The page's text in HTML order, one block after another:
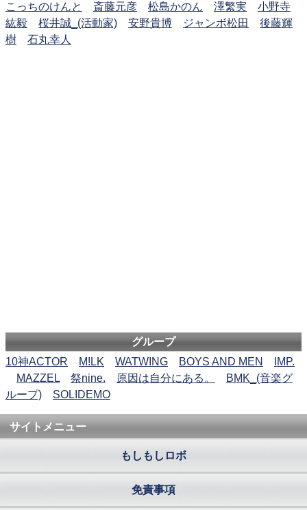
こっちのけんと
斎藤元彦 松島かのん 澤繁実
小野寺
紘毅
桜井誠_(活動家) 安野貴博 ジャンボ松田
後藤輝
樹
石丸幸人
グループ
10神ACTOR
M!LK WATWING BOYS AND MEN
IMP.
MAZZEL
祭nine. 原因は自分にある。
BMK_(音楽グ
ループ)
SOLIDEMO
サイトメニュー
もしもしロボ
免責事項